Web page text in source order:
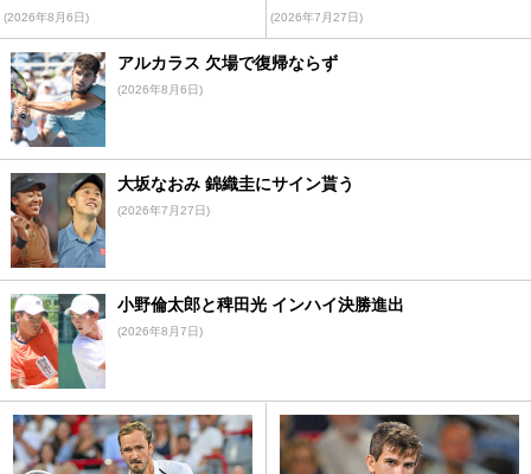
(2026年8月6日) (2026年7月27日)
アルカラス 欠場で復帰ならず
(2026年8月6日)
大坂なおみ 錦織圭にサイン貰う
(2026年7月27日)
小野倫太郎と稗田光 インハイ決勝進出
(2026年8月7日)